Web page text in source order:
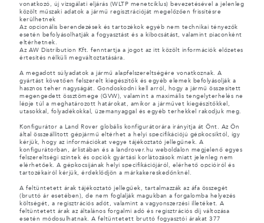
vonatkozó, új vizsgálati eljárás (WLTP menetciklus) bevezetésével a jelenleg
közölt műszaki adatok a jármű regisztrációját megelőzően frissítésre
kerülhetnek
Az opcionális berendezések és tartozékok egyéb nem technikai tényezők
esetén befolyásolhatják a fogyasztást és a kibocsátást, valamint piaconként
eltérhetnek.
Az AW Distribution Kft. fenntartja a jogot az itt közölt információk előzetes
értesítés nélküli megváltoztatására.
A megadott súlyadatok a jármű alapfelszereltségére vonatkoznak. A
gyártást követően felszerelt kiegészítők és egyéb elemek befolyásolják a
hasznos teher nagyságát. Gondoskodni kell arról, hogy a jármű összesített
megengedett össztömege (GVW), valamint a maximális tengelyterhelés ne
lépje túl a meghatározott határokat, amikor a járművet kiegészítőkkel,
utasokkal, folyadékokkal, üzemanyaggal és egyéb terhekkel rakodjuk meg.
Konfigurátor a Land Rover globális konfigurátorára irányítja át Önt. Az Ön
által összeállított gépjármű eltérhet a helyi specifikációjú gépkocsiktól, így
kérjük, hogy az információkat vegye tájékoztató jellegűnek. A
konfigurátorban, árlistában és a landrover.hu weboldalon megjelenő egyes
felszereltségi szintek és opciók gyártási korlátozások miatt jelenleg nem
elérhetőek. A gépkocsijának helyi specifikációjáról, elérhető opcióiról és
tartozékairól kérjük, érdeklődjön a márkakereskedőnknél.
A feltüntetett árak tájékoztató jellegűek, tartalmazzák az áfa összegét
(bruttó ár esetében), de nem foglalják magukban a forgalomba helyezés
költségét, a regisztrációs adót, valamint a vagyonszerzési illetéket. A
feltüntetett árak az általános forgalmi adó és regisztrációs díj változása
esetén módosulhatnak. A feltüntetett bruttó fogyasztói árakat 377